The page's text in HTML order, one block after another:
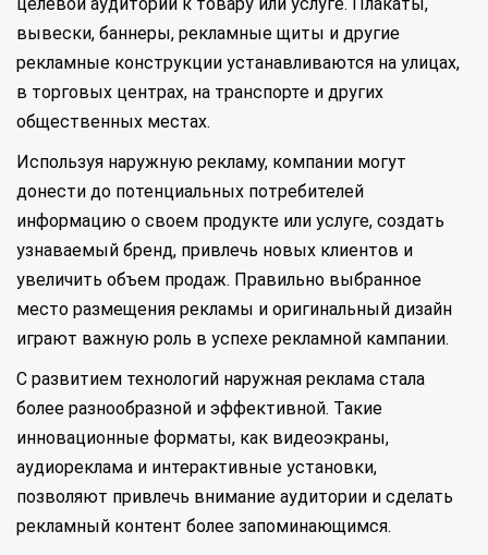
вывески, баннеры, рекламные щиты и другие
рекламные конструкции устанавливаются на улицах,
в торговых центрах, на транспорте и других
общественных местах.
Используя наружную рекламу, компании могут
донести до потенциальных потребителей
информацию о своем продукте или услуге, создать
узнаваемый бренд, привлечь новых клиентов и
увеличить объем продаж. Правильно выбранное
место размещения рекламы и оригинальный дизайн
играют важную роль в успехе рекламной кампании.
С развитием технологий наружная реклама стала
более разнообразной и эффективной. Такие
инновационные форматы, как видеоэкраны,
аудиореклама и интерактивные установки,
позволяют привлечь внимание аудитории и сделать
рекламный контент более запоминающимся.